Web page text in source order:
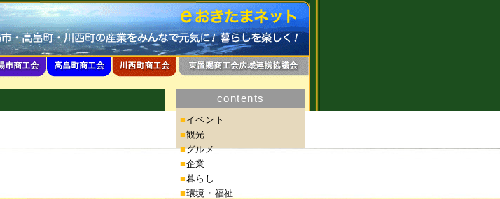
contents
■ イベント
■観光
■グルメ
■企業
■暮らし
■環境・福祉